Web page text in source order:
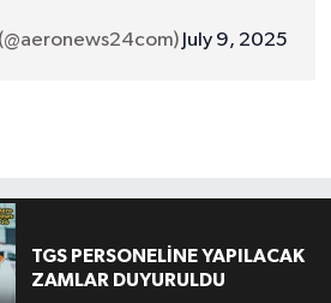
July 9, 2025
TGS PERSONELİNE YAPILACAK
ZAMLAR DUYURULDU